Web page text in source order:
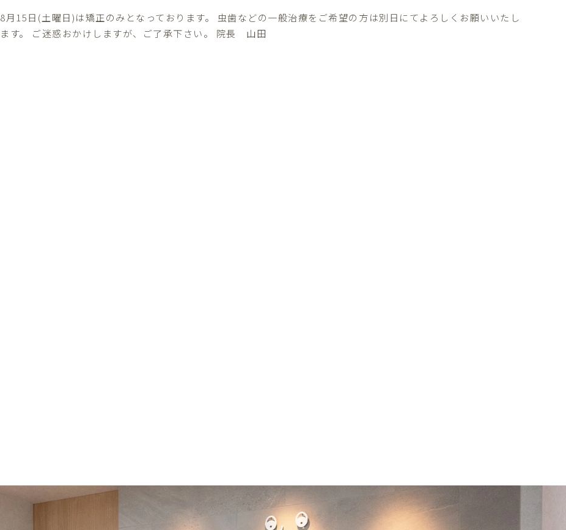
8月15日(土曜日)は矯正のみとなっております。 虫歯などの一般治療をご希望の方は別日にてよろしくお願いいたし
ます。 ご迷惑おかけしますが、ご了承下さい。 院長 山田